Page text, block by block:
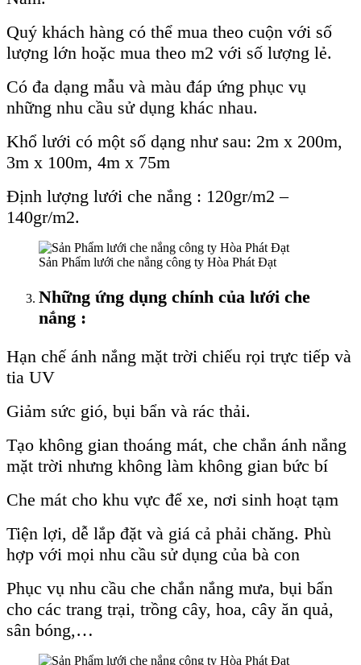
Quý khách hàng có thể mua theo cuộn với số
lượng lớn hoặc mua theo m2 với số lượng lẻ.
Có đa dạng mẫu và màu đáp ứng phục vụ
những nhu cầu sử dụng khác nhau.
Khổ lưới có một số dạng như sau: 2m x 200m,
3m x 100m, 4m x 75m
Định lượng lưới che nắng : 120gr/m2 –
140gr/m2.
Sản Phẩm lưới che nắng công ty Hòa Phát Đạt
Những ứng dụng chính của lưới che
nắng :
Hạn chế ánh nắng mặt trời chiếu rọi trực tiếp và
tia UV
Giảm sức gió, bụi bẩn và rác thải.
Tạo không gian thoáng mát, che chắn ánh nắng
mặt trời nhưng không làm không gian bức bí
Che mát cho khu vực để xe, nơi sinh hoạt tạm
Tiện lợi, dễ lắp đặt và giá cả phải chăng. Phù
hợp với mọi nhu cầu sử dụng của bà con
Phục vụ nhu cầu che chắn nắng mưa, bụi bẩn
cho các trang trại, trồng cây, hoa, cây ăn quả,
sân bóng,…